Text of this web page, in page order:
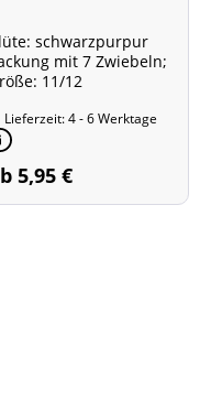
schwarzpurpur
mit 7 Zwiebeln;
11/12
Lieferzeit: 4 - 6 Werktage
5,95 €